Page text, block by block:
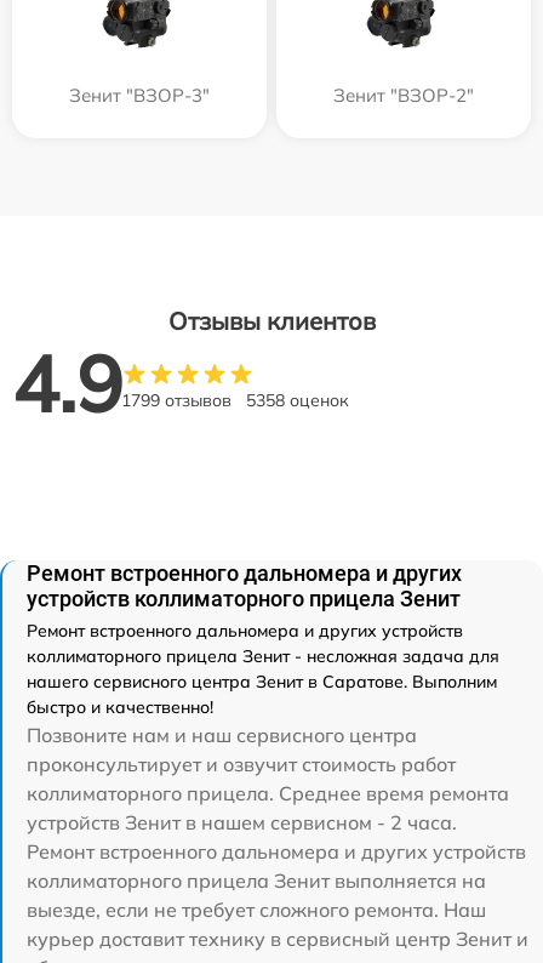
Зенит "ВЗОР-3" Зенит "ВЗОР-2"
Отзывы клиентов
4.91799 отзывов 5358 оценок
Ремонт встроенного дальномера и других
устройств коллиматорного прицела Зенит
Ремонт встроенного дальномера и других устройств
коллиматорного прицела Зенит - несложная задача для
нашего сервисного центра Зенит в Саратове. Выполним
быстро и качественно!
Позвоните нам и наш сервисного центра
проконсультирует и озвучит стоимость работ
коллиматорного прицела. Среднее время ремонта
устройств Зенит в нашем сервисном - 2 часа.
Ремонт встроенного дальномера и других устройств
коллиматорного прицела Зенит выполняется на
выезде, если не требует сложного ремонта. Наш
курьер доставит технику в сервисный центр Зенит и